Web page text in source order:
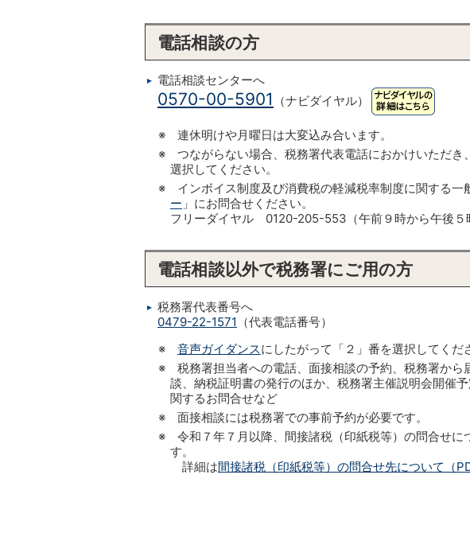
電話相談の方
電話相談センターへ
0570-00-5901 （ナビダイヤル）
※ 連休明けや月曜日は大変込み合います。
※ つながらない場合、税務署代表電話におかけいただき、
選択してください。
※ インボイス制度及び消費税の軽減税率制度に関する一
ー 」にお問合せください。
フリーダイヤル 0120-205-553（午前９時から午後５
電話相談以外で税務署にご用の方
税務署代表番号へ
0479-22-1571 （代表電話番号）
※ 音声ガイダンスにしたがって「２」番を選択してくだ
※ 税務署担当者への電話、面接相談の予約、税務署から
談、納税証明書の発行のほか、税務署主催説明会開催
関するお問合せなど
※ 面接相談には税務署での事前予約が必要です。
※ 令和７年７月以降、間接諸税（印紙税等）の問合せに
す。
詳細は間接諸税（印紙税等）の問合せ先について（